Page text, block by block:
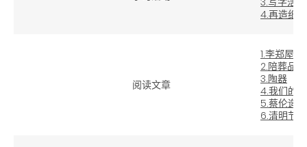
4.再造纸
阅读文章
1.李郑屋汉
2.陪葬品
3.陶器
4.我们的
5.蔡伦造纸
6.清明节